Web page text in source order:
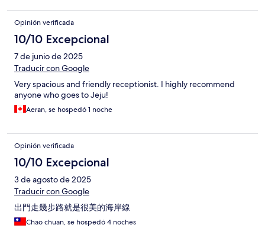
Opinión verificada
10/10 Excepcional
7 de junio de 2025
Traducir con Google
Very spacious and friendly receptionist. I highly recommend
anyone who goes to Jeju!
Aeran, se hospedó 1 noche
Opinión verificada
10/10 Excepcional
3 de agosto de 2025
Traducir con Google
出門走幾步路就是很美的海岸線
Chao chuan, se hospedó 4 noches